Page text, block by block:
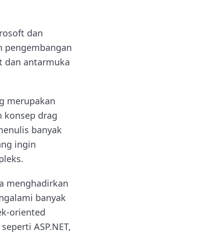
dan
pengembangan
dan antarmuka
merupakan
konsep drag
banyak
ingin
menghadirkan
banyak
oriented
ASP.NET,